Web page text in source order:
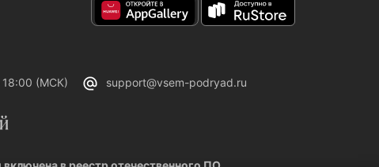
18:00 (МСК) support@vsem-podryad.ru